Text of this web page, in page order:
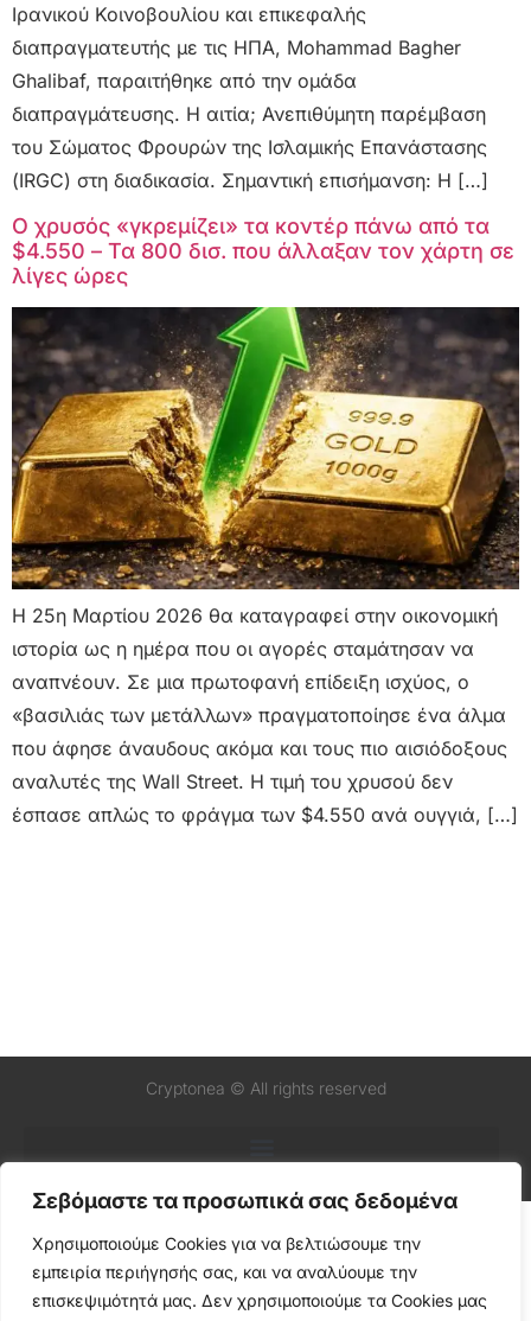
Σεβόμαστε τα προσωπικά σας δεδομένα
Χρησιμοποιούμε Cookies για να βελτιώσουμε την
εμπειρία περιήγησής σας, και να αναλύουμε την
επισκεψιμότητά μας. Δεν χρησιμοποιούμε τα Cookies μας
Ιρανικού Κοινοβουλίου και επικεφαλής
διαπραγματευτής με τις ΗΠΑ, Mohammad Bagher
Ghalibaf, παραιτήθηκε από την ομάδα
διαπραγμάτευσης. Η αιτία; Ανεπιθύμητη παρέμβαση
του Σώματος Φρουρών της Ισλαμικής Επανάστασης
(IRGC) στη διαδικασία. Σημαντική επισήμανση: Η […]
Ο χρυσός «γκρεμίζει» τα κοντέρ πάνω από τα
$4.550 – Τα 800 δισ. που άλλαξαν τον χάρτη σε
λίγες ώρες
Η 25η Μαρτίου 2026 θα καταγραφεί στην οικονομική
ιστορία ως η ημέρα που οι αγορές σταμάτησαν να
αναπνέουν. Σε μια πρωτοφανή επίδειξη ισχύος, ο
«βασιλιάς των μετάλλων» πραγματοποίησε ένα άλμα
που άφησε άναυδους ακόμα και τους πιο αισιόδοξους
αναλυτές της Wall Street. Η τιμή του χρυσού δεν
έσπασε απλώς το φράγμα των $4.550 ανά ουγγιά, […]
Cryptonea © All rights reserved